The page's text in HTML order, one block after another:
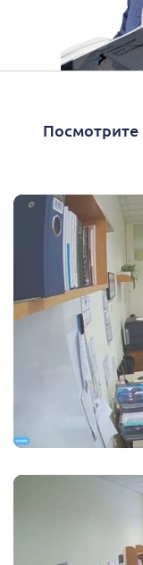
Посмотрите